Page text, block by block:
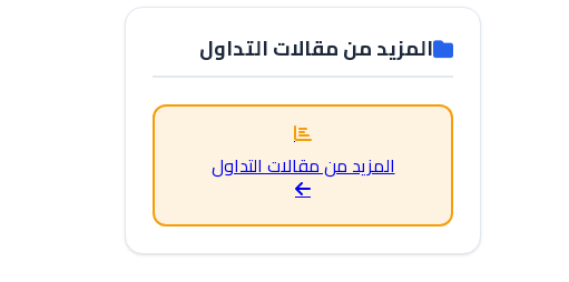
المزيد من مقالات التداول
المزيد من مقالات التداول